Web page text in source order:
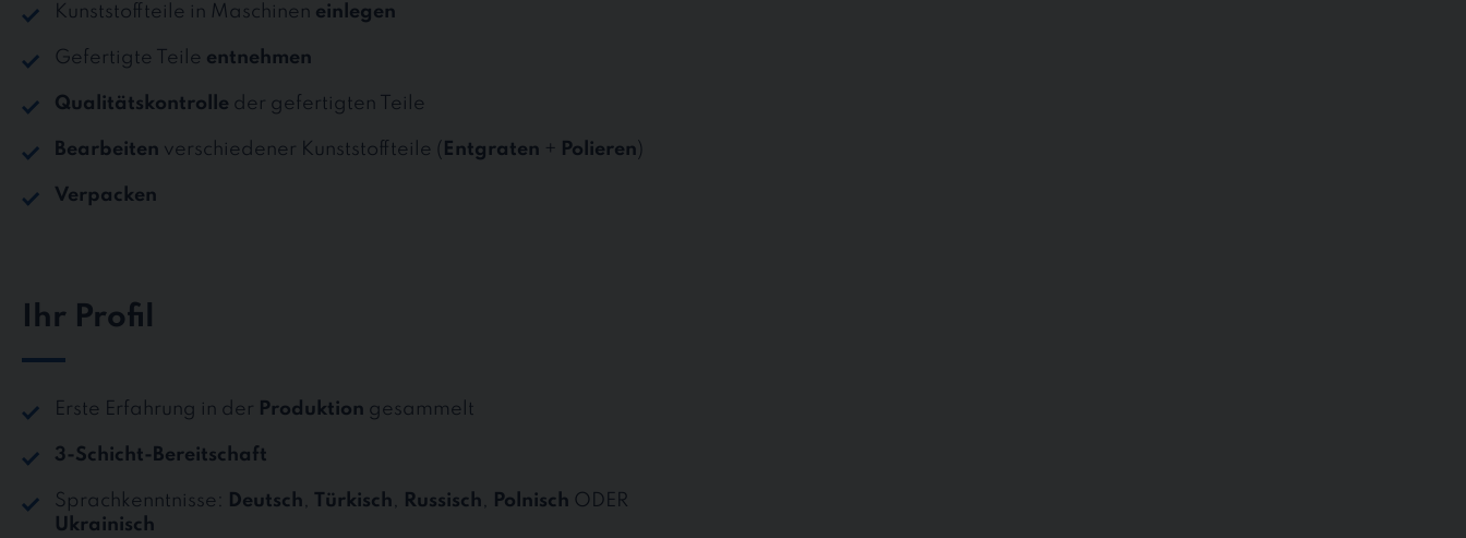
Kunststoffteile in Maschinen einlegen
Gefertigte Teile entnehmen
Qualitätskontrolle der gefertigten Teile
Bearbeiten verschiedener Kunststoffteile ( Entgraten + Polieren)
Verpacken
Ihr Profil
Erste Erfahrung in der Produktion gesammelt
3-Schicht-Bereitschaft
Sprachkenntnisse: Deutsch, Türkisch, Russisch, Polnisch ODER
Ukrainisch